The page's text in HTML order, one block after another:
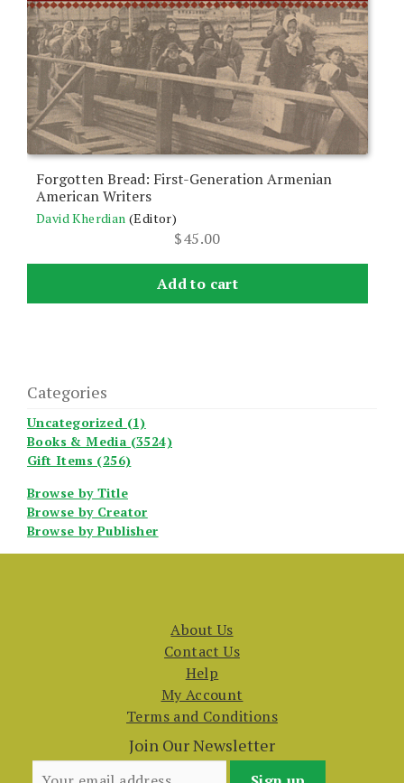
Forgotten Bread: First-Generation Armenian
American Writers
David Kherdian (Editor)
$45.00
Add to cart
Categories
Uncategorized (1)
Books & Media (3524)
Gift Items (256)
Browse by Title
Browse by Creator
Browse by Publisher
About Us
Contact Us
Help
My Account
Terms and Conditions
Join Our Newsletter